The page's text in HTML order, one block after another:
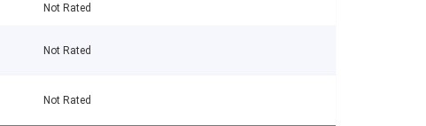
Not Rated
Not Rated
Not Rated